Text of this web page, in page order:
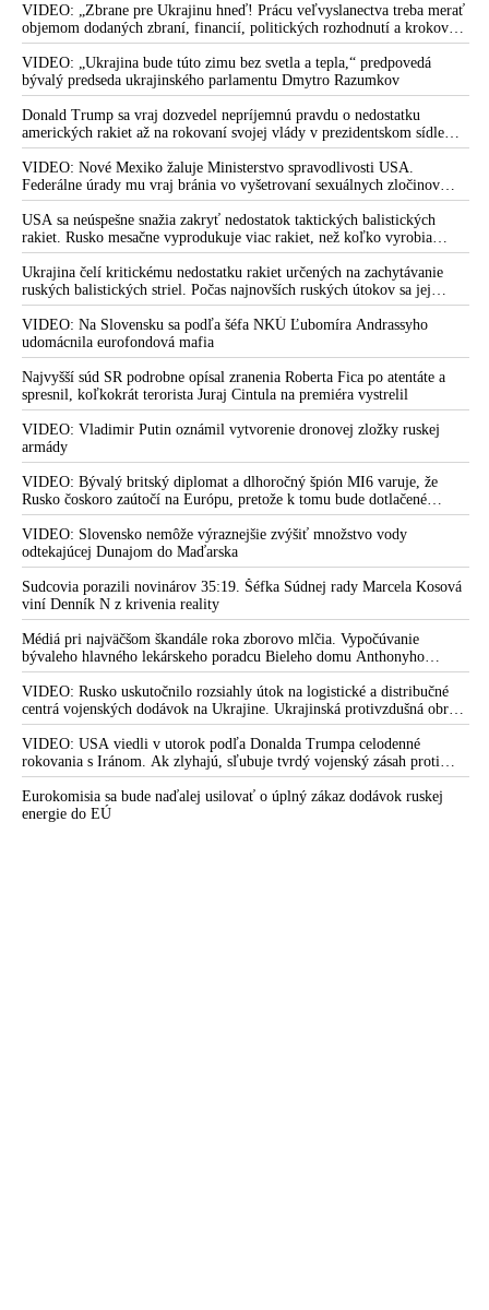
VIDEO: „Zbrane pre Ukrajinu hneď! Prácu veľvyslanectva treba merať
objemom dodaných zbraní, financií, politických rozhodnutí a krokov
tlaku na nepriateľa,“ povedal Volodymyr Zelenskyj zhromaždeným
ukrajinským diplomatom v Kyjeve. Donald Trump mu potom odkázal,
že USA Ukrajine nedodajú protiraketové systémy Patriot
VIDEO: „Ukrajina bude túto zimu bez svetla a tepla,“ predpovedá
bývalý predseda ukrajinského parlamentu Dmytro Razumkov
Donald Trump sa vraj dozvedel nepríjemnú pravdu o nedostatku
amerických rakiet až na rokovaní svojej vlády v prezidentskom sídle
Camp David v Marylande, a preto musel odložiť plánované útoky na
Irán. Prezident USA sa pre to údajne pohádal so šéfom Pentagónu, lebo
bol presvedčený o opaku
VIDEO: Nové Mexiko žaluje Ministerstvo spravodlivosti USA.
Federálne úrady mu vraj bránia vo vyšetrovaní sexuálnych zločinov
organizátora pedofilnej siete Jeffreyho Epsteina. Ten mal nariadiť, aby
dve dievčatá zo zahraničia, ktoré boli uškrtené počas drsného
fetišistického sexu, pochovali v blízkosti jeho ranča v tomto americkom
štáte
USA sa neúspešne snažia zakryť nedostatok taktických balistických
rakiet. Rusko mesačne vyprodukuje viac rakiet, než koľko vyrobia
všetci producenti systémov Patriot dohromady
Ukrajina čelí kritickému nedostatku rakiet určených na zachytávanie
ruských balistických striel. Počas najnovších ruských útokov sa jej
nepodarilo zostreliť ani jednu. Volodymyr Zelenskyj sa v zúfalstve snaží
prostredníctvom NATO zabezpečiť ich dodávky
VIDEO: Na Slovensku sa podľa šéfa NKÚ Ľubomíra Andrassyho
udomácnila eurofondová mafia
Najvyšší súd SR podrobne opísal zranenia Roberta Fica po atentáte a
spresnil, koľkokrát terorista Juraj Cintula na premiéra vystrelil
VIDEO: Vladimir Putin oznámil vytvorenie dronovej zložky ruskej
armády
VIDEO: Bývalý britský diplomat a dlhoročný špión MI6 varuje, že
Rusko čoskoro zaútočí na Európu, pretože k tomu bude dotlačené
rovnako, ako bolo dotlačené k invázii na Ukrajinu v roku 2022.
Zelenskyj medzitým v Kyjeve naliehal na zhromaždených diplomatov,
aby vo svete zháňali energie pre Ukrajinu na zimu. Putin vraj bude
mobilizovať a vojna sa do zimy pravdepodobne neskončí
VIDEO: Slovensko nemôže výraznejšie zvýšiť množstvo vody
odtekajúcej Dunajom do Maďarska
Sudcovia porazili novinárov 35:19. Šéfka Súdnej rady Marcela Kosová
viní Denník N z krivenia reality
Médiá pri najväčšom škandále roka zborovo mlčia. Vypočúvanie
bývaleho hlavného lekárskeho poradcu Bieleho domu Anthonyho
Fauciho pred výborom amerického Senátu väčšina médií ignorovala
VIDEO: Rusko uskutočnilo rozsiahly útok na logistické a distribučné
centrá vojenských dodávok na Ukrajine. Ukrajinská protivzdušná obrana
nedokázala počas ničivého nočného útoku na Kyjev a jeho okolie
zachytiť ani jednu ruskú raketu
VIDEO: USA viedli v utorok podľa Donalda Trumpa celodenné
rokovania s Iránom. Ak zlyhajú, sľubuje tvrdý vojenský zásah proti
Teheránu
Eurokomisia sa bude naďalej usilovať o úplný zákaz dodávok ruskej
energie do EÚ